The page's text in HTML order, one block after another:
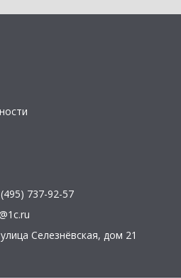
737-92-57
улица Селезнёвская, дом 21